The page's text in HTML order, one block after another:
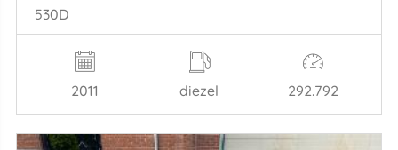
530D
2011 diezel 292.792